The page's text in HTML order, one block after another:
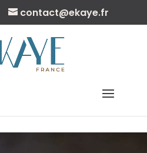
contact@ekaye.fr